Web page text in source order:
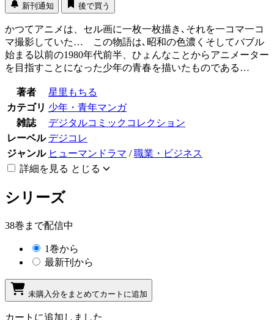
新刊通知 後で買う
かつてアニメは、セル画に一枚一枚描き､それを一コマ一コ
マ撮影していた… この物語は､昭和の色濃くそしてバブル
始まる以前の1980年代前半、ひょんなことからアニメーター
を目指すことになった少年の青春を描いたものである…
著者
星里もちる
カテゴリ 少年・青年マンガ
雑誌
デジタルコミックコレクション
レーベル デジコレ
ジャンル ヒューマンドラマ /職業・ビジネス
詳細を見る とじる
シリーズ
38巻まで配信中
1巻から
最新刊から
未購入分をまとめてカートに追加
カートに追加しました